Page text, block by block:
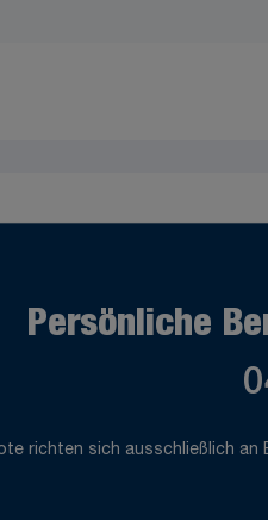
Persönliche
richten sich ausschließlich an